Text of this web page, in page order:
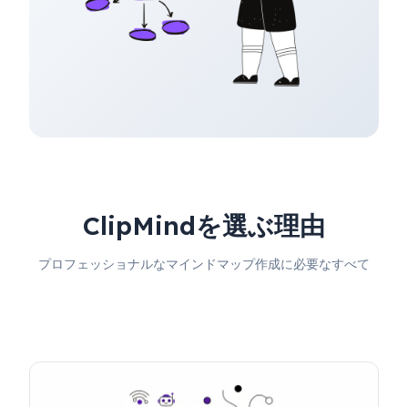
ClipMindを選ぶ理由
プロフェッショナルなマインドマップ作成に必要なすべて